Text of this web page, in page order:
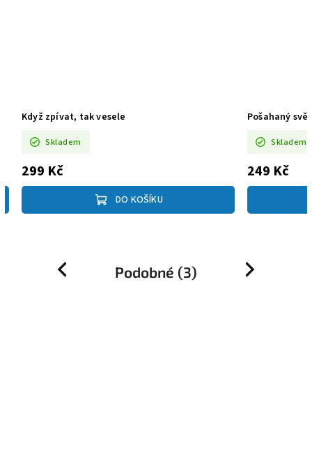
Když zpívat, tak vesele
Skladem
299 Kč
DO KOŠÍKU
Pošahaný svět
Skladem
249 Kč
Podobné (3)
Previous Next